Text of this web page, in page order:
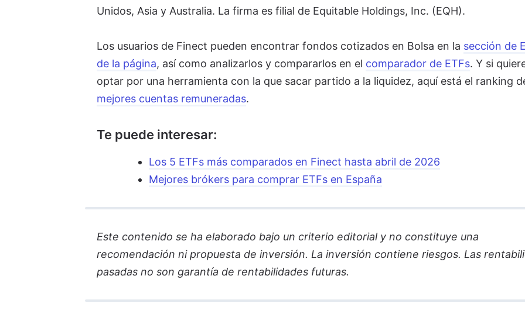
Unidos, Asia y Australia. La firma es filial de Equitable Holdings, Inc. (EQH).
Los usuarios de Finect pueden encontrar fondos cotizados en Bolsa en la sección de
de la página, así como analizarlos y compararlos en el comparador de ETFs. Y si
optar por una herramienta con la que sacar partido a la liquidez, aquí está el ranking
mejores cuentas remuneradas.
Te puede interesar:
Los 5 ETFs más comparados en Finect hasta abril de 2026
Mejores brókers para comprar ETFs en España
Este contenido se ha elaborado bajo un criterio editorial y no constituye una
recomendación ni propuesta de inversión. La inversión contiene riesgos. Las
pasadas no son garantía de rentabilidades futuras.